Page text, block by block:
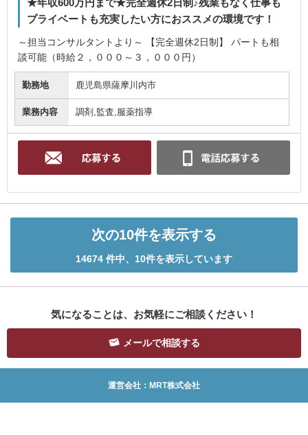
★年収600万円まで★完全週休2日制♪残業もなく仕事も
プライベートも充実したい方におススメの環境です！
～担当コンサルタントより～ 【完全週休2日制】 パートも相
談可能（時給２，０００～３，０００円）
勤務地 鹿児島県薩摩川内市
業務内容 調剤,監査,服薬指導
次の10件を表示する
14674 件中、10件を表示しています
気になることは、お気軽にご相談ください！
メールで相談する
運営会社：MRT株式会社